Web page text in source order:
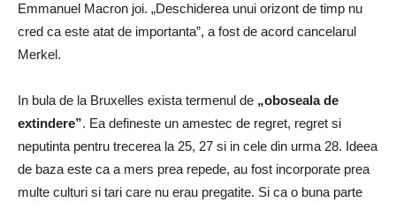
Emmanuel Macron joi. „Deschiderea unui orizont de timp nu
cred ca este atat de importanta”, a fost de acord cancelarul
Merkel.
In bula de la Bruxelles exista termenul de „oboseala de
extindere”. Ea defineste un amestec de regret, regret si
neputinta pentru trecerea la 25, 27 si in cele din urma 28. Ideea
de baza este ca a mers prea repede, au fost incorporate prea
multe culturi si tari care nu erau pregatite. Si ca o buna parte